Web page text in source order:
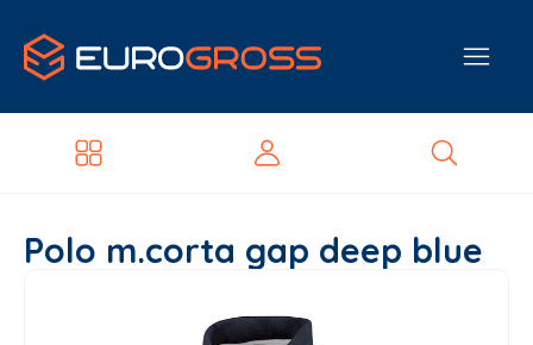
Polo m.corta gap deep blue